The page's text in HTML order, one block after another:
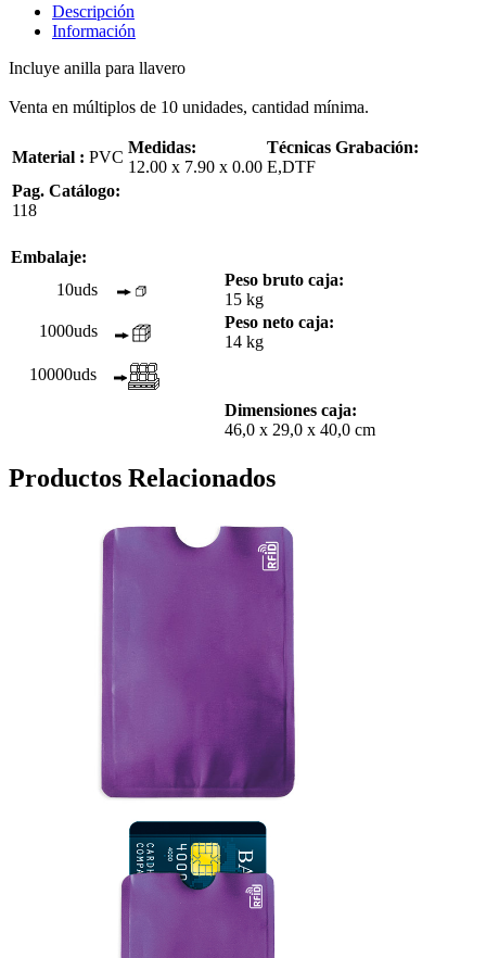
Descripción
Información
Incluye anilla para llavero
Venta en múltiplos de 10 unidades, cantidad mínima.
Material : PVC
Medidas:
12.00 x 7.90 x 0.00
Técnicas Grabación:
E,DTF
Pag. Catálogo:
118
Embalaje:
10uds
Peso bruto caja:
15 kg
1000uds
Peso neto caja:
14 kg
10000uds
Dimensiones caja:
46,0 x 29,0 x 40,0 cm
Productos Relacionados